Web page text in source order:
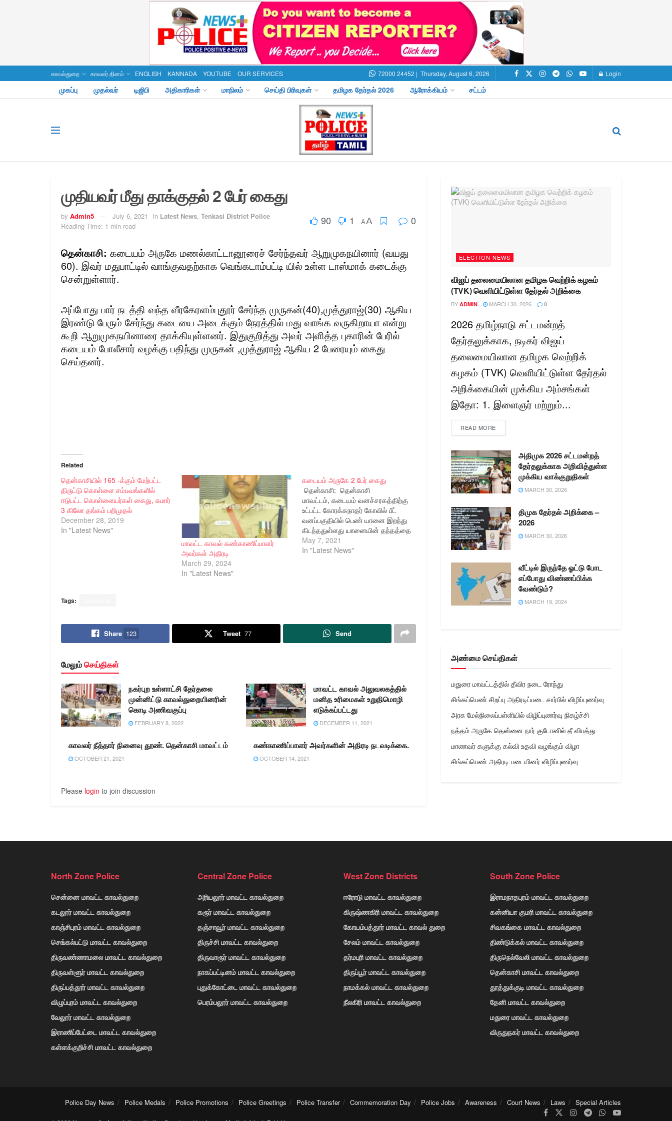
காவல்துறை காவலர் தினம் ENGLISH KANNADA YOUTUBE OUR SERVICES 72000 24452 | Thursday, August 6, 2026 Login
முகப்பு முதல்வர் டிஜிபி அதிகாரிகள் மாநிலம் செய்தி பிரிவுகள் தமிழக தேர்தல் 2026 ஆரோக்கியம் சட்டம்
முதியவர் மீது தாக்குதல் 2 பேர் கைது
by Admin5 July 6, 2021 in Latest News, Tenkasi District Police
Reading Time: 1 min read
90 1 AA 0
தென்காசி: கடையம் அருகே மணல்காட்டானூரைச் சேர்ந்தவர் ஆறுமுகநயினார் (வயது
60). இவர் மதுபாட்டில் வாங்குவதற்காக வெங்கடாம்பட்டி யில் உள்ள டாஸ்மாக் கடைக்கு
சென்றுள்ளார்.
அப்போது பார் நடத்தி வந்த வீரகேரளம்புதூர் சேர்ந்த முருகன்(40),முத்துராஜ்(30) ஆகிய
இரண்டு பேரும் சேர்ந்து கடையை அடைக்கும் நேரத்தில் மது வாங்க வருகிறாயா என்று
கூறி ஆறுமுகநயினாரை தாக்கியுள்ளனர். இதுகுறித்து அவர் அளித்த புகாரின் பேரில்
கடையம் போலீசார் வழக்கு பதிந்து முருகன் ,முத்துராஜ் ஆகிய 2 பேரையும் கைது
செய்தனர்.
Related
தென்காசியில் 165 -க்கும் மேற்பட்ட
திருட்டு கொள்ளை சம்பவங்களில்
ஈடுபட்ட கொள்ளையர்கள் கைது, சுமார்
3 கிலோ தங்கம் பறிமுதல்
December 28, 2019
In "Latest News"
மாவட்ட காவல் கண்காணிப்பாளர்
அவர்கள் அதிரடி
March 29, 2024
In "Latest News"
கடையம் அருகே 2 பேர் கைது
தென்காசி: தென்காசி
மாவட்டம், கடையம் வனச்சரகத்திற்கு
உட்பட்ட கோரக்கநாதர் கோவில் பீட்
வனப்பகுதியில் பெண் யானை இறந்து
கிடந்ததுள்ளது யானையின் தந்தத்தை
திருடி விற்க முயன்றதாக அழகப்பபுரம்
கிராமத்தை சேர்ந்த
May 7, 2021
In "Latest News"
Tags:
Share 123 Tweet 77 Send
மேலும்செய்திகள்
நகர்புற உள்ளாட்சி தேர்தலை
முன்னிட்டு காவல்துறையினரின்
கொடி அணிவகுப்பு
FEBRUARY 8, 2022
மாவட்ட காவல் அலுவலகத்தில்
மனித உரிமைகள் உறுதிமொழி
எடுக்கப்பட்டது
DECEMBER 11, 2021
காவலர் நீத்தார் நினைவு தூண். தென்காசி மாவட்டம்
OCTOBER 21, 2021
கண்காணிப்பாளர் அவர்களின் அதிரடி நடவடிக்கை.
OCTOBER 14, 2021
Please login to join discussion
ELECTION NEWS
விஜய் தலைமையிலான தமிழக வெற்றிக் கழகம்
(TVK) வெளியிட்டுள்ள தேர்தல் அறிக்கை
BY ADMIN MARCH 30, 2026 0
2026 தமிழ்நாடு சட்டமன்றத்
தேர்தலுக்காக, நடிகர் விஜய்
தலைமையிலான தமிழக வெற்றிக்
கழகம் (TVK) வெளியிட்டுள்ள தேர்தல்
அறிக்கையின் முக்கிய அம்சங்கள்
இதோ: 1. இளைஞர் மற்றும்...
READ MORE
அதிமுக 2026 சட்டமன்றத்
தேர்தலுக்காக அறிவித்துள்ள
முக்கிய வாக்குறுதிகள்
MARCH 30, 2026
திமுக தேர்தல் அறிக்கை –
2026
MARCH 30, 2026
வீட்டில் இருந்தே ஓட்டு போட
எப்போது விண்ணப்பிக்க
வேண்டும்?
MARCH 19, 2024
அண்மை செய்திகள்
மதுரை மாவட்டத்தில் தீவிர நடை ரோந்து
சிங்கப்பெண் சிறப்பு அதிரடிப்படை சார்பில் விழிப்புணர்வு
அரசு மேல்நிலைப்பள்ளியில் விழிப்புணர்வு நிகழ்ச்சி
நத்தம் அருகே தென்னை நார் குடோனில் தீ விபத்து
மாணவர் களுக்கு கல்வி உதவி வழங்கும் விழா
சிங்கப்பெண் அதிரடி படையினர் விழிப்புணர்வு
North Zone Police
சென்னை மாவட்ட காவல்துறை
கடலூர் மாவட்ட காவல்துறை
காஞ்சிபுரம் மாவட்ட காவல்துறை
செங்கல்பட்டு மாவட்ட காவல்துறை
திருவண்ணாமலை மாவட்ட காவல்துறை
திருவள்ளூர் மாவட்ட காவல்துறை
திருப்பத்தூர் மாவட்ட காவல்துறை
விழுப்புரம் மாவட்ட காவல்துறை
வேலூர் மாவட்ட காவல்துறை
இராணிப்பேட்டை மாவட்ட காவல்துறை
கள்ளக்குறிச்சி மாவட்ட காவல்துறை
Central Zone Police
அரியலூர் மாவட்ட காவல்துறை
கரூர் மாவட்ட காவல்துறை
தஞ்சாவூர் மாவட்ட காவல்துறை
திருச்சி மாவட்ட காவல்துறை
திருவாரூர் மாவட்ட காவல்துறை
நாகப்பட்டினம் மாவட்ட காவல்துறை
புதுக்கோட்டை மாவட்ட காவல்துறை
பெரம்பலூர் மாவட்ட காவல்துறை
West Zone Districts
ஈரோடு மாவட்ட காவல்துறை
கிருஷ்ணகிரி மாவட்ட காவல்துறை
கோயம்பத்தூர் மாவட்ட காவல் துறை
சேலம் மாவட்ட காவல்துறை
தர்மபுரி மாவட்ட காவல்துறை
திருப்பூர் மாவட்ட காவல்துறை
நாமக்கல் மாவட்ட காவல்துறை
நீலகிரி மாவட்ட காவல்துறை
South Zone Police
இராமநாதபுரம் மாவட்ட காவல்துறை
கன்னியா குமரி மாவட்ட காவல்துறை
சிவகங்கை மாவட்ட காவல்துறை
திண்டுக்கல் மாவட்ட காவல்துறை
திருநெல்வேலி மாவட்ட காவல்துறை
தென்காசி மாவட்ட காவல்துறை
தூத்துக்குடி மாவட்ட காவல்துறை
தேனி மாவட்ட காவல்துறை
மதுரை மாவட்ட காவல்துறை
விருதுநகர் மாவட்ட காவல்துறை
Police Day News Police Medals Police Promotions Police Greetings Police Transfer Commemoration Day Police Jobs Awareness Court News Laws Special Articles